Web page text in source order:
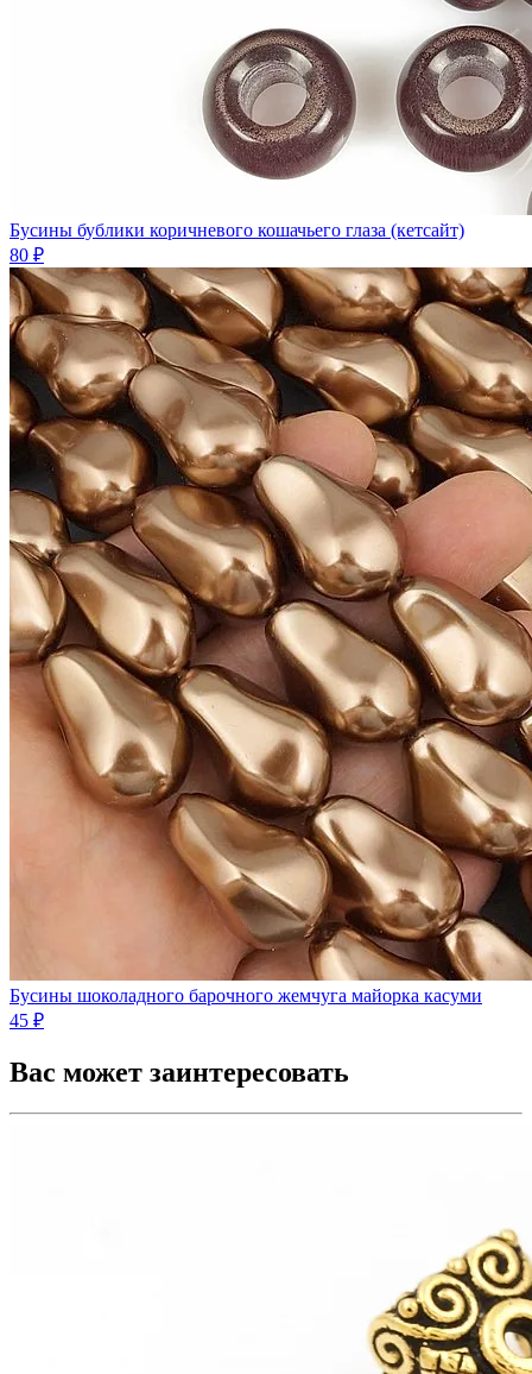
Бусины бублики коричневого кошачьего глаза (кетсайт)
80 ₽
Бусины шоколадного барочного жемчуга майорка касуми
45 ₽
Вас может заинтересовать